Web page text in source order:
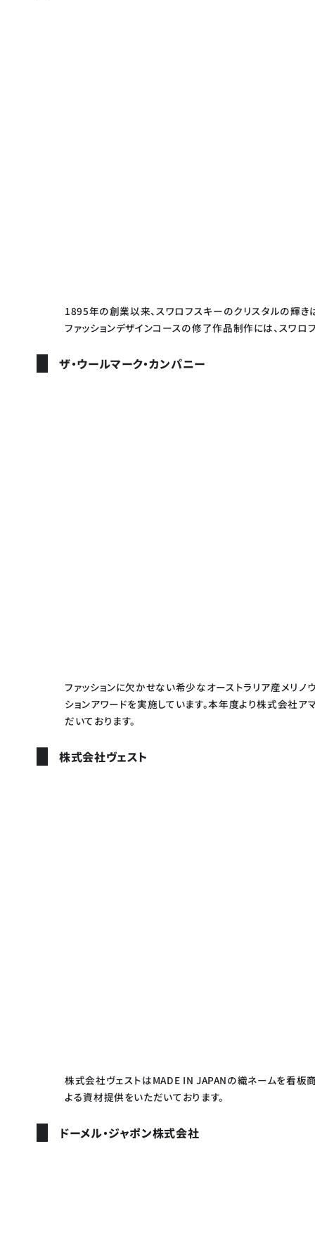
1895年の創業以来、スワロフスキーのクリスタルの輝き
ファッションデザインコースの修了作品制作には、スワ
ザ・ウールマーク・カンパニー
ファッションに欠かせない希少なオーストラリア産メリ
ションアワードを実施しています。本年度より株式会社
だいております。
株式会社ヴェスト
株式会社ヴェストはMADE IN JAPANの織ネームを看板
よる資材提供をいただいております。
ドーメル・ジャポン株式会社